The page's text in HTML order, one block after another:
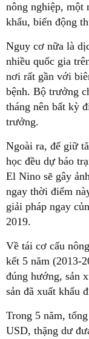
nông nghiệp, một
khẩu, biến động
Nguy cơ nữa là
nhiều quốc gia
nơi rất gần với
bệnh. Bộ trưởng
tháng nên bất kỳ
trưởng.
Ngoài ra, để giữ
học đều dự báo
El Nino sẽ gây
ngay thời điểm
giải pháp ngay
2019.
Về tái cơ cấu
kết 5 năm (2013-
đúng hướng, sản
sản đã xuất khẩu
Trong 5 năm,
USD, thặng dư